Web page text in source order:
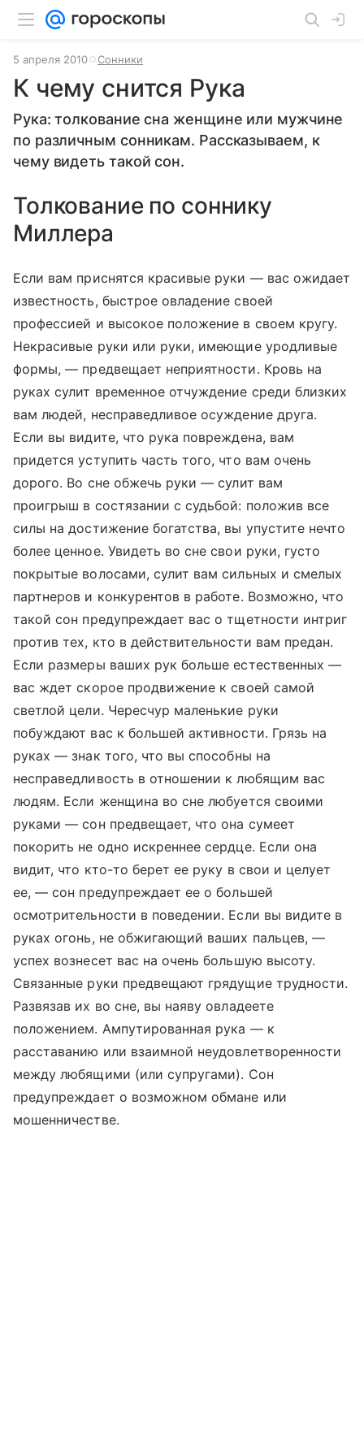
5 апреля 2010 Сонники
К чему снится Рука
Рука: толкование сна женщине или мужчине
по различным сонникам. Рассказываем, к
чему видеть такой сон.
Толкование по соннику
Миллера
Если вам приснятся красивые руки — вас ожидает
известность, быстрое овладение своей
профессией и высокое положение в своем кругу.
Некрасивые руки или руки, имеющие уродливые
формы, — предвещает неприятности. Кровь на
руках сулит временное отчуждение среди близких
вам людей, несправедливое осуждение друга.
Если вы видите, что рука повреждена, вам
придется уступить часть того, что вам очень
дорого. Во сне обжечь руки — сулит вам
проигрыш в состязании с судьбой: положив все
силы на достижение богатства, вы упустите нечто
более ценное. Увидеть во сне свои руки, густо
покрытые волосами, сулит вам сильных и смелых
партнеров и конкурентов в работе. Возможно, что
такой сон предупреждает вас о тщетности интриг
против тех, кто в действительности вам предан.
Если размеры ваших рук больше естественных —
вас ждет скорое продвижение к своей самой
светлой цели. Чересчур маленькие руки
побуждают вас к большей активности. Грязь на
руках — знак того, что вы способны на
несправедливость в отношении к любящим вас
людям. Если женщина во сне любуется своими
руками — сон предвещает, что она сумеет
покорить не одно искреннее сердце. Если она
видит, что кто-то берет ее руку в свои и целует
ее, — сон предупреждает ее о большей
осмотрительности в поведении. Если вы видите в
руках огонь, не обжигающий ваших пальцев, —
успех вознесет вас на очень большую высоту.
Связанные руки предвещают грядущие трудности.
Развязав их во сне, вы наяву овладеете
положением. Ампутированная рука — к
расставанию или взаимной неудовлетворенности
между любящими (или супругами). Сон
предупреждает о возможном обмане или
мошенничестве.